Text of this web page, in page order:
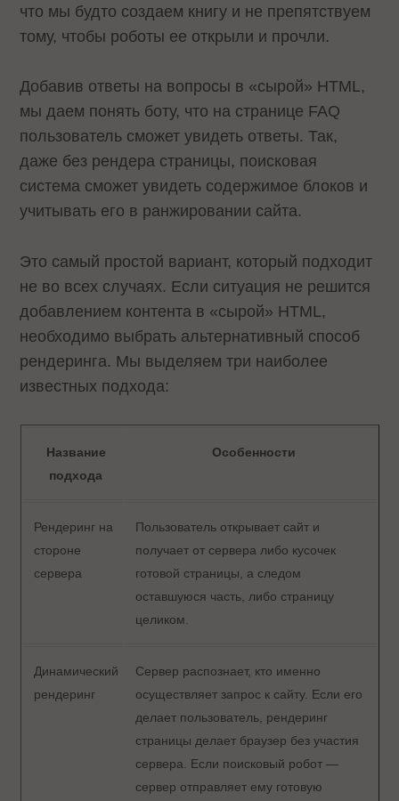
что мы будто создаем книгу и не препятствуем
тому, чтобы роботы ее открыли и прочли.
Добавив ответы на вопросы в «сырой» HTML,
мы даем понять боту, что на странице FAQ
пользователь сможет увидеть ответы. Так,
даже без рендера страницы, поисковая
система сможет увидеть содержимое блоков и
учитывать его в ранжировании сайта.
Это самый простой вариант, который подходит
не во всех случаях. Если ситуация не решится
добавлением контента в «сырой» HTML,
необходимо выбрать альтернативный способ
рендеринга. Мы выделяем три наиболее
известных подхода:
Название
подхода
Особенности
Рендеринг на
стороне
сервера
Пользователь открывает сайт и
получает от сервера либо кусочек
готовой страницы, а следом
оставшуюся часть, либо страницу
целиком.
Динамический
рендеринг
Сервер распознает, кто именно
осуществляет запрос к сайту. Если его
делает пользователь, рендеринг
страницы делает браузер без участия
сервера. Если поисковый робот —
сервер отправляет ему готовую